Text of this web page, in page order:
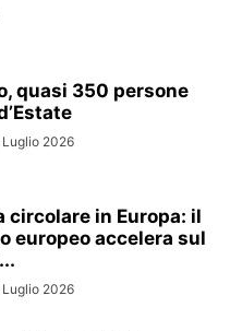
quasi 350 persone
Luglio 2026
circolare in Europa: il
europeo accelera sul
Luglio 2026